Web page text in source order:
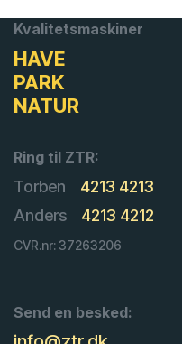
Kvalitetsmaskiner
HAVE
PARK
NATUR
Ring til ZTR:
Torben
4213 4213
Anders
4213 4212
CVR.nr: 37263206
Send en besked: